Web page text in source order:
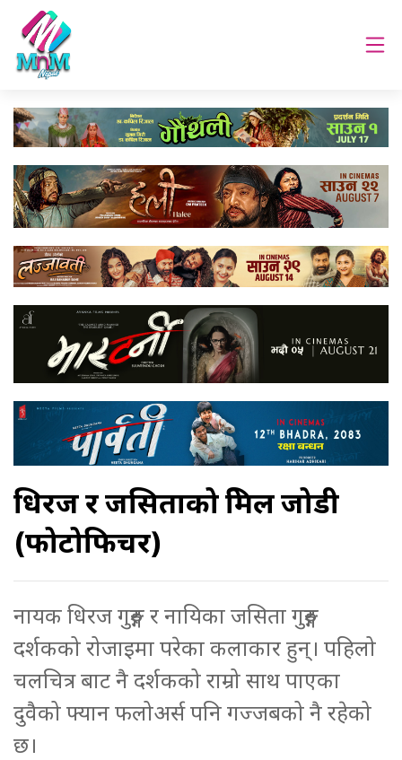
धिरज र जसिताको प्रेमिल जोडी
(फोटोफिचर)
नायक धिरज गुरुङ्ग र नायिका जसिता गुरुङ्ग
दर्शकको रोजाइमा परेका कलाकार हुन्। पहिलो
चलचित्र बाट नै दर्शकको राम्रो साथ पाएका
दुवैको फ्यान फलोअर्स पनि गज्जबको नै रहेको
छ।